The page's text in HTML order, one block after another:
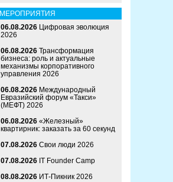
МЕРОПРИЯТИЯ
06.08.2026 Цифровая эволюция
2026
06.08.2026 Трансформация
бизнеса: роль и актуальные
механизмы корпоративного
управления 2026
06.08.2026 Международный
Евразийский форум «Такси»
(МЕФТ) 2026
06.08.2026 «Железный»
квартирник: заказать за 60 секунд
07.08.2026 Свои люди 2026
07.08.2026 IT Founder Camp
08.08.2026 ИТ-Пикник 2026